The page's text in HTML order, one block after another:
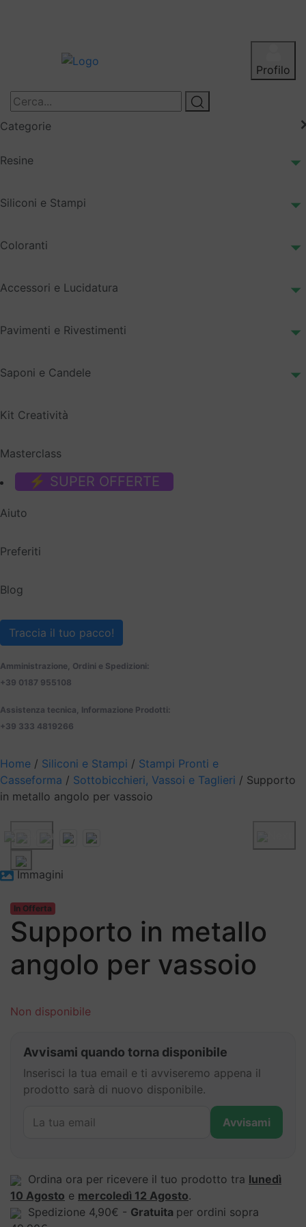
Profilo
Categorie
Resine
Siliconi e Stampi
Coloranti
Accessori e Lucidatura
Pavimenti e Rivestimenti
Saponi e Candele
Kit Creatività
Masterclass
⚡ SUPER OFFERTE
Aiuto
Preferiti
Blog
Traccia il tuo pacco!
Amministrazione, Ordini e Spedizioni:
+39 0187 955108
Assistenza tecnica, Informazione Prodotti:
+39 333 4819266
Home / Siliconi e Stampi / Stampi Pronti e
Casseforma / Sottobicchieri, Vassoi e Taglieri / Supporto
in metallo angolo per vassoio
Previous
Immagini
In Offerta
Supporto in metallo
angolo per vassoio
Non disponibile
Avvisami quando torna disponibile
Inserisci la tua email e ti avviseremo appena il
prodotto sarà di nuovo disponibile.
Avvisami
Ordina ora per ricevere il tuo prodotto tra lunedì
10 Agosto e mercoledì 12 Agosto.
Spedizione 4,90€ - Gratuita per ordini sopra